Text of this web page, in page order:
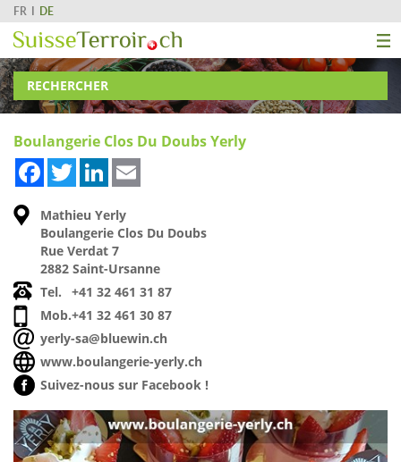
FR DE
RECHERCHER
Boulangerie Clos Du Doubs Yerly
FacebookTwitterLinkedIn
Mathieu Yerly
Boulangerie Clos Du Doubs
Rue Verdat 7
2882 Saint-Ursanne
Tel.
+41 32 461 31 87
Mob.+41 32 461 30 87
yerly-sa@bluewin.ch
www.boulangerie-yerly.ch
Suivez-nous sur Facebook !